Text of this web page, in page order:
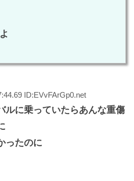
ID:EVvFArGp0.net
ルに乗っていたらあんな重傷
ったのに